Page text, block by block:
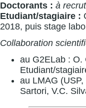
Doctorants : à
Etudiant/stagiaire :
2018, puis stage
Collaboration
au G2ELab : O.
Etudiant/
au LMAG
Sartori, V.C.